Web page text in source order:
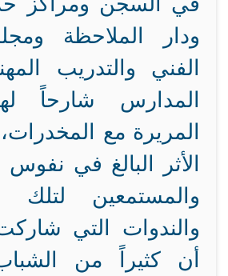
ودار الملاحظة
الفني والتدريب
المدارس شارحاً
المريرة مع
الأثر البالغ في
والمستمعين لتلك
والندوات التي
أن كثيراً من